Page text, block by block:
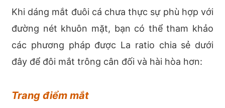
Khi dáng mắt đuôi cá chưa thực sự phù hợp với
đường nét khuôn mặt, bạn có thể tham khảo
các phương pháp được La ratio chia sẻ dưới
đây để đôi mắt trông cân đối và hài hòa hơn:
Trang điểm mắt